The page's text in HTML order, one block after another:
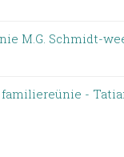
M.G. Schmidt-
familiereünie -